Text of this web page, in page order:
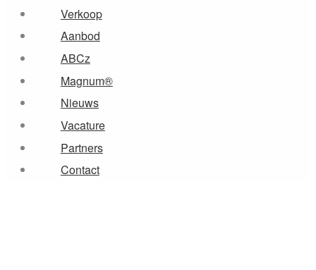
Verkoop
Aanbod
ABCz
Magnum®
Nieuws
Vacature
Partners
Contact